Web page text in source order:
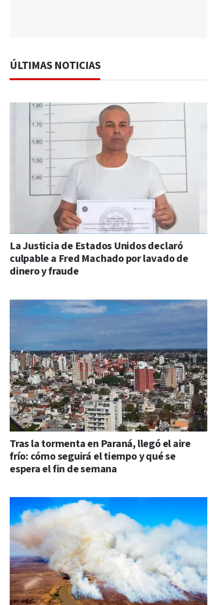
ÚLTIMAS NOTICIAS
La Justicia de Estados Unidos declaró
culpable a Fred Machado por lavado de
dinero y fraude
Tras la tormenta en Paraná, llegó el aire
frío: cómo seguirá el tiempo y qué se
espera el fin de semana